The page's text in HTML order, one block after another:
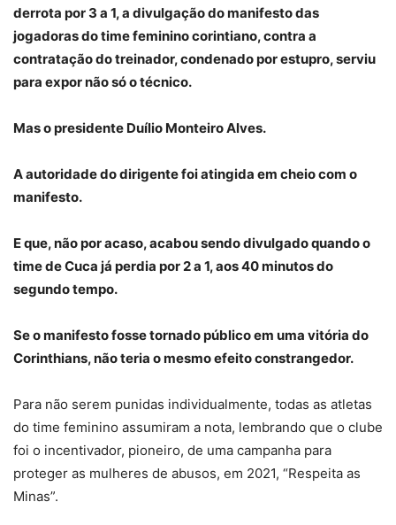
derrota por 3 a 1, a divulgação do manifesto das
jogadoras do time feminino corintiano, contra a
contratação do treinador, condenado por estupro, serviu
para expor não só o técnico.
Mas o presidente Duílio Monteiro Alves.
A autoridade do dirigente foi atingida em cheio com o
manifesto.
E que, não por acaso, acabou sendo divulgado quando o
time de Cuca já perdia por 2 a 1, aos 40 minutos do
segundo tempo.
Se o manifesto fosse tornado público em uma vitória do
Corinthians, não teria o mesmo efeito constrangedor.
Para não serem punidas individualmente, todas as atletas
do time feminino assumiram a nota, lembrando que o clube
foi o incentivador, pioneiro, de uma campanha para
proteger as mulheres de abusos, em 2021, “Respeita as
Minas”.